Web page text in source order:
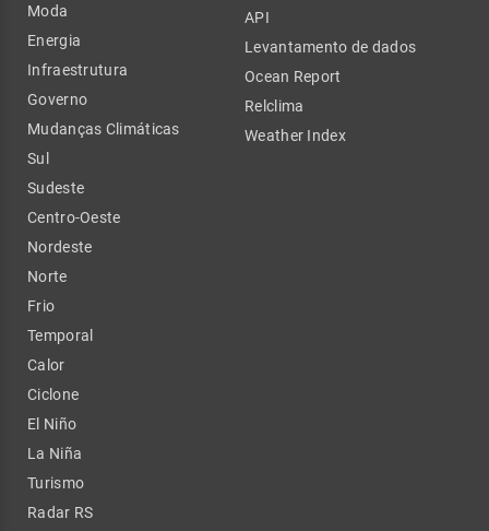
Moda
Energia
Infraestrutura
Governo
Mudanças Climáticas
Sul
Sudeste
Centro-Oeste
Nordeste
Norte
Frio
Temporal
Calor
Ciclone
El Niño
La Niña
Turismo
Radar RS
API
Levantamento de dados
Ocean Report
Relclima
Weather Index